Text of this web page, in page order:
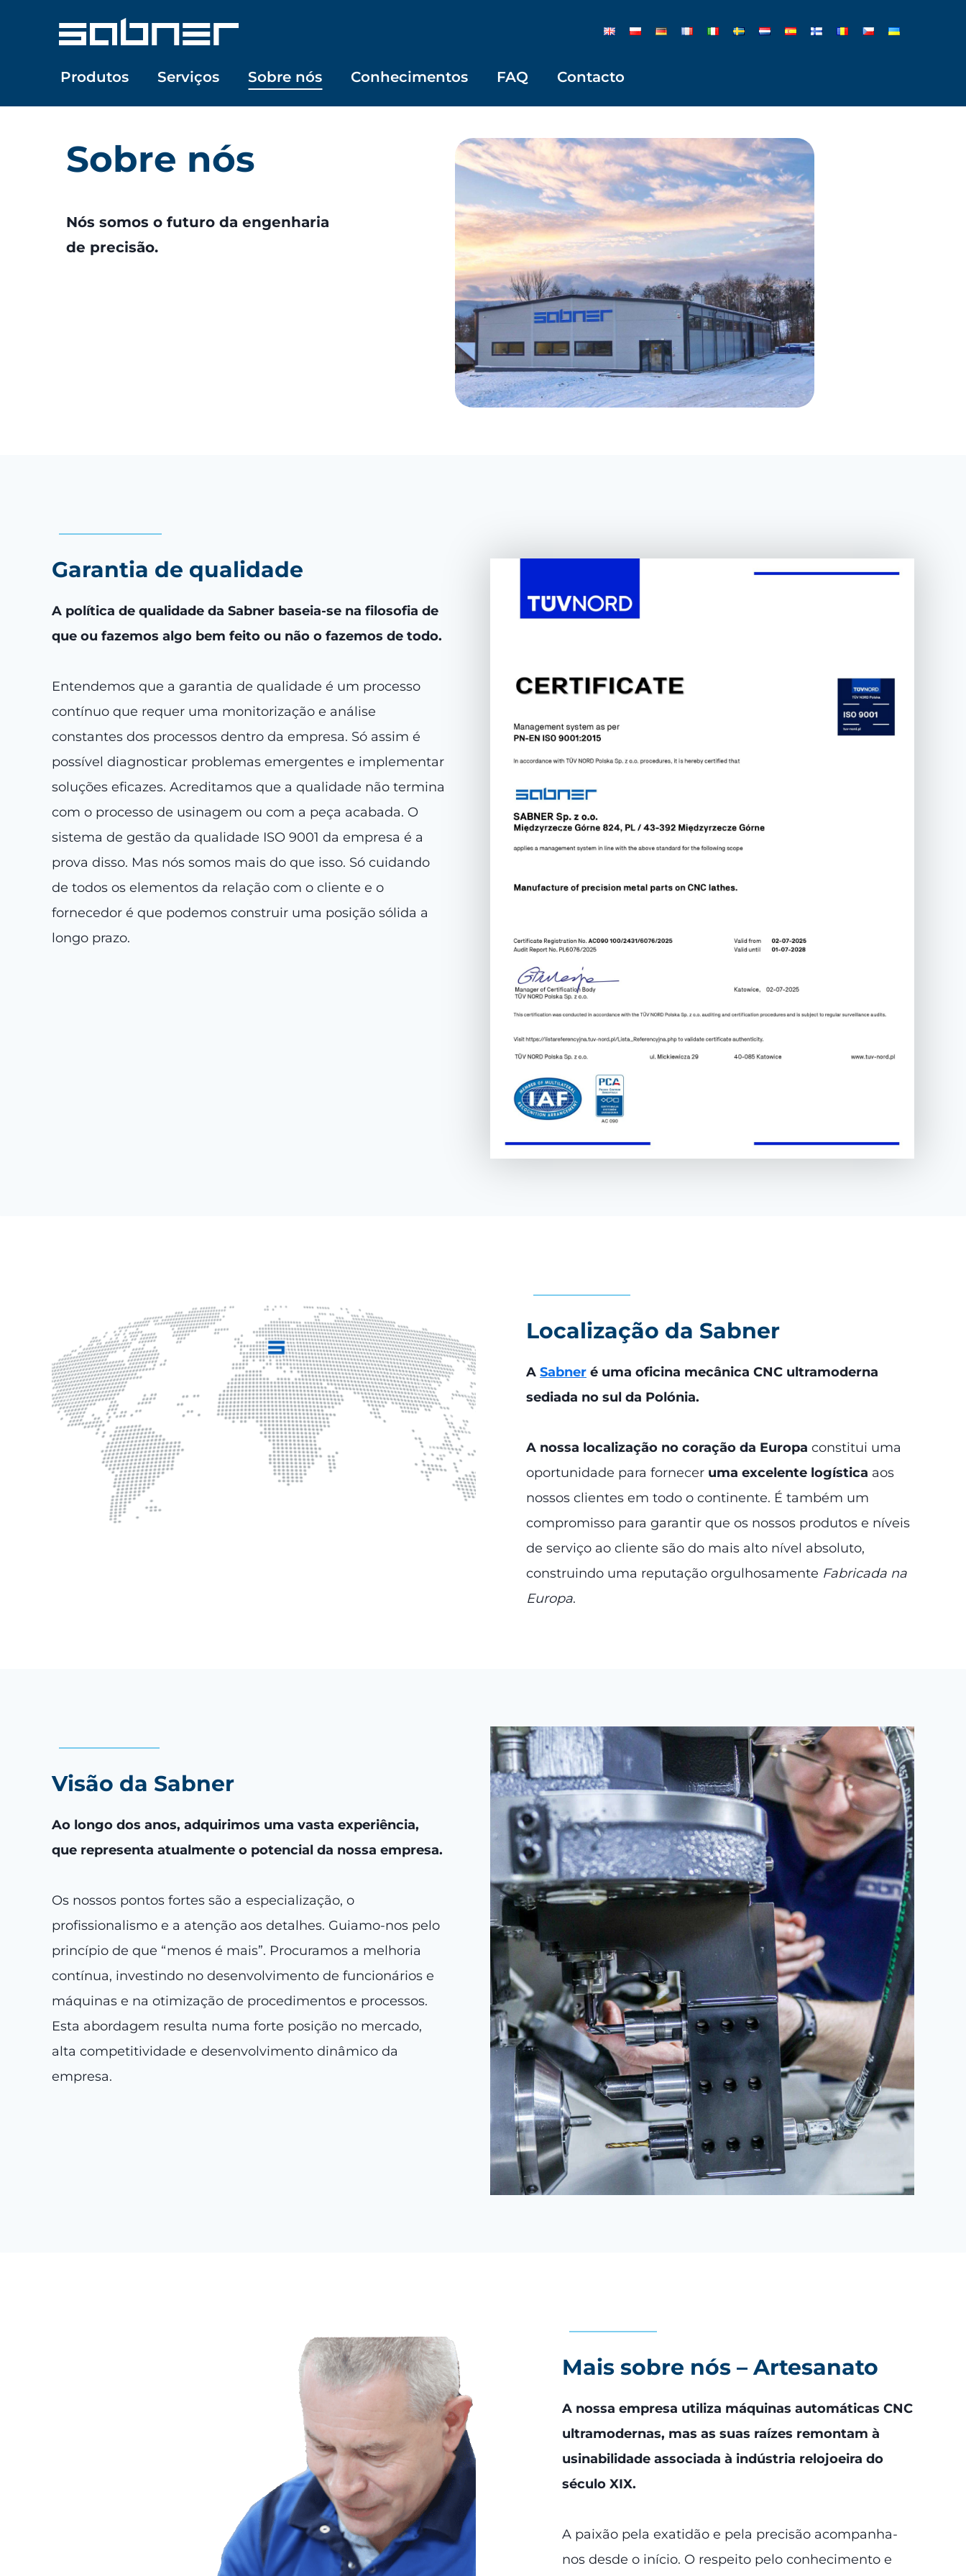
Produtos Serviços Sobre nós Conhecimentos FAQ Contacto
Sobre nós
Nós somos o futuro da engenharia
de precisão.
Garantia de qualidade
A política de qualidade da Sabner baseia-se na filosofia de
que ou fazemos algo bem feito ou não o fazemos de todo.
Entendemos que a garantia de qualidade é um processo
contínuo que requer uma monitorização e análise
constantes dos processos dentro da empresa. Só assim é
possível diagnosticar problemas emergentes e implementar
soluções eficazes. Acreditamos que a qualidade não termina
com o processo de usinagem ou com a peça acabada. O
sistema de gestão da qualidade ISO 9001 da empresa é a
prova disso. Mas nós somos mais do que isso. Só cuidando
de todos os elementos da relação com o cliente e o
fornecedor é que podemos construir uma posição sólida a
longo prazo.
Localização da Sabner
A Sabner é uma oficina mecânica CNC ultramoderna
sediada no sul da Polónia.
A nossa localização no coração da Europa constitui uma
oportunidade para fornecer uma excelente logística aos
nossos clientes em todo o continente. É também um
compromisso para garantir que os nossos produtos e níveis
de serviço ao cliente são do mais alto nível absoluto,
construindo uma reputação orgulhosamente Fabricada na
Europa.
Visão da Sabner
Ao longo dos anos, adquirimos uma vasta experiência,
que representa atualmente o potencial da nossa empresa.
Os nossos pontos fortes são a especialização, o
profissionalismo e a atenção aos detalhes. Guiamo-nos pelo
princípio de que “menos é mais”. Procuramos a melhoria
contínua, investindo no desenvolvimento de funcionários e
máquinas e na otimização de procedimentos e processos.
Esta abordagem resulta numa forte posição no mercado,
alta competitividade e desenvolvimento dinâmico da
empresa.
Mais sobre nós – Artesanato
A nossa empresa utiliza máquinas automáticas CNC
ultramodernas, mas as suas raízes remontam à
usinabilidade associada à indústria relojoeira do
século XIX.
A paixão pela exatidão e pela precisão acompanha-
nos desde o início. O respeito pelo conhecimento e